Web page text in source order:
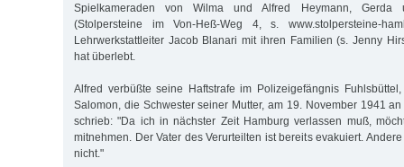
Spielkameraden von Wilma und Alfred Heymann, Gerda
(Stolpersteine im Von-Heß-Weg 4, s. www.stolpersteine-
Lehrwerkstattleiter Jacob Blanari mit ihren Familien (s. Jenny
hat überlebt.
Alfred verbüßte seine Haftstrafe im Polizeigefängnis
Salomon, die Schwester seiner Mutter, am 19. November 1941
schrieb: "Da ich in nächster Zeit Hamburg verlassen muß,
mitnehmen. Der Vater des Verurteilten ist bereits evakuiert.
nicht."